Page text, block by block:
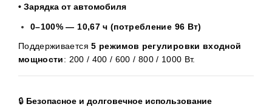
• Зарядка от автомобиля
0–100% — 10,67 ч (потребление 96 Вт)
Поддерживается5 режимов регулировки входной
мощности: 200 / 400 / 600 / 800 / 1000 Вт.
🔒 Безопасное и долговечное использование